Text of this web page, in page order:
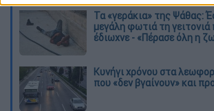
Τα «γεράκια» της Ψάθας:
μεγάλη φωτιά τη
έδιωχνε - «Πέρασε όλη η
Κυνήγι χρόνου στα
που «δεν βγαίνουν» και